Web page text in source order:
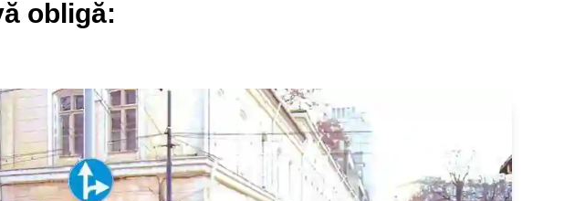
obligă: